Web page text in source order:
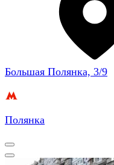
Большая Полянка, 3/9
Полянка